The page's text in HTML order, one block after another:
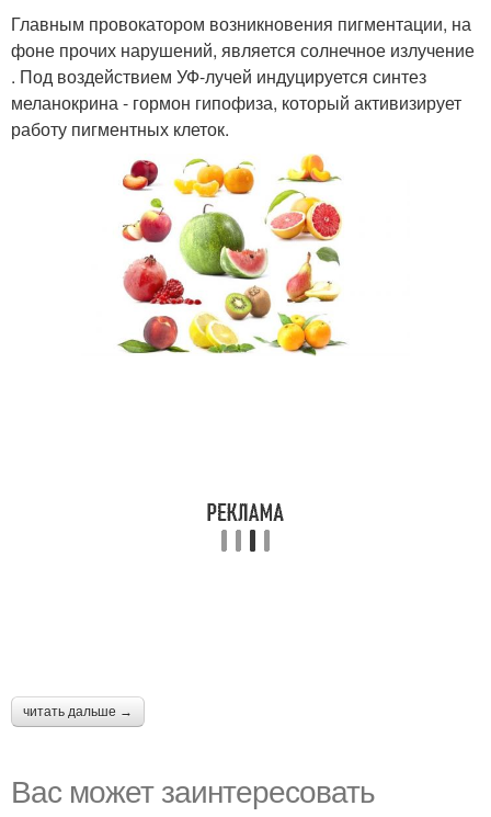
Главным провокатором возникновения пигментации, на
фоне прочих нарушений, является солнечное излучение
. Под воздействием УФ-лучей индуцируется синтез
меланокрина - гормон гипофиза, который активизирует
работу пигментных клеток.
читать дальше →
Вас может заинтересовать